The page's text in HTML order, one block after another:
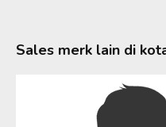
Sales merk lain di